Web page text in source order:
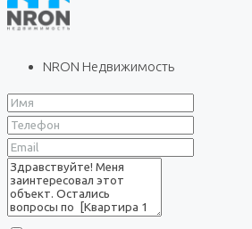
NRON Недвижимость